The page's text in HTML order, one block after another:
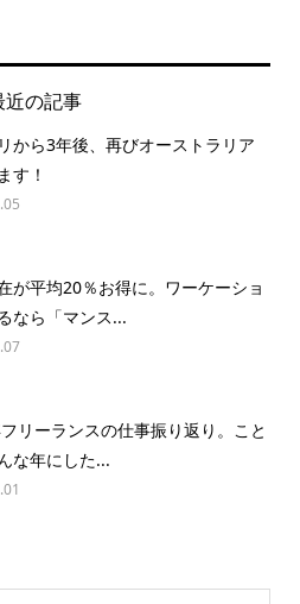
近の記事
から3年後、再びオーストラリア
す！
が平均20％お得に。ワーケーショ
なら「マンス...
リーランスの仕事振り返り。こと
な年にした...